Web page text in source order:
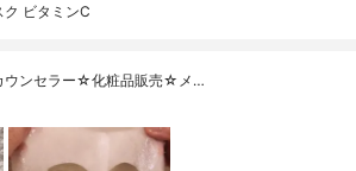
ク ビタミンC
ウンセラー☆化粧品販売☆メ…